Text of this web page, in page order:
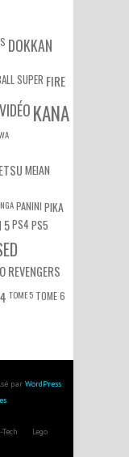
DOKKAN
SUPER FIRE
KANA
MEIAN
PANINI PIKA
5PS4PS5
REVENGERS
TOME 5 TOME 6
par WordPress
.
Lego